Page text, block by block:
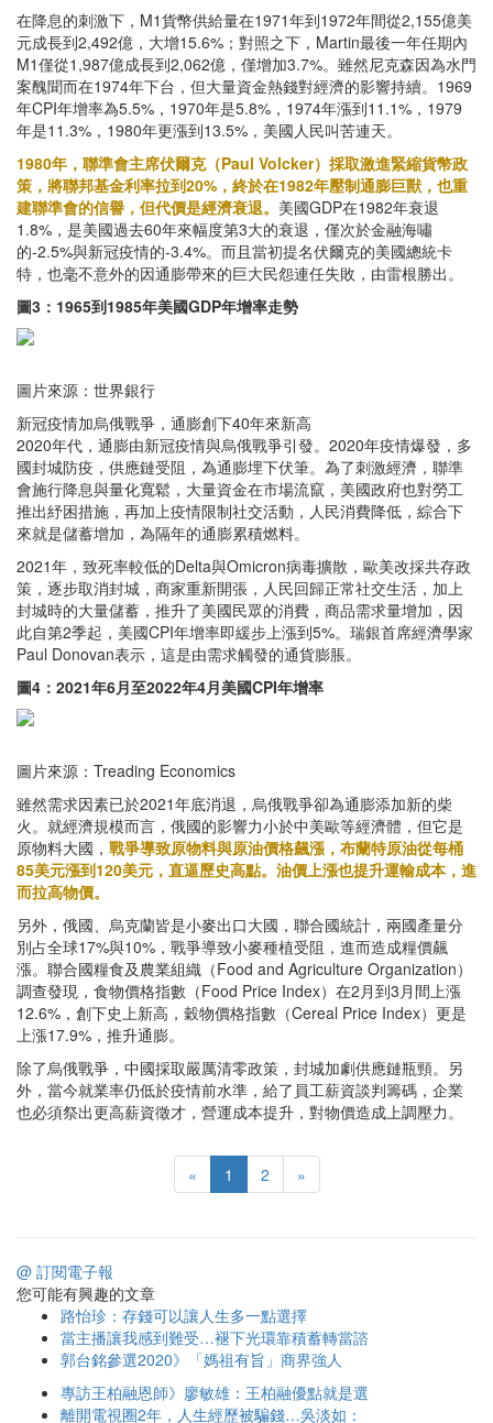
在降息的刺激下，M1貨幣供給量在1971年到1972年間從2,155億美
元成長到2,492億，大增15.6%；對照之下，Martin最後一年任期內
M1僅從1,987億成長到2,062億，僅增加3.7%。雖然尼克森因為水門
案醜聞而在1974年下台，但大量資金熱錢對經濟的影響持續。1969
年CPI年增率為5.5%，1970年是5.8%，1974年漲到11.1%，1979
年是11.3%，1980年更漲到13.5%，美國人民叫苦連天。
1980年，聯準會主席伏爾克（Paul Volcker）採取激進緊縮貨幣政
策，將聯邦基金利率拉到20%，終於在1982年壓制通膨巨獸，也重
建聯準會的信譽，但代價是經濟衰退。 美國GDP在1982年衰退
1.8%，是美國過去60年來幅度第3大的衰退，僅次於金融海嘯
的-2.5%與新冠疫情的-3.4%。而且當初提名伏爾克的美國總統卡
特，也毫不意外的因通膨帶來的巨大民怨連任失敗，由雷根勝出。
圖3：1965到1985年美國GDP年增率走勢
圖片來源：世界銀行
新冠疫情加烏俄戰爭，通膨創下40年來新高
2020年代，通膨由新冠疫情與烏俄戰爭引發。2020年疫情爆發，多
國封城防疫，供應鏈受阻，為通膨埋下伏筆。為了刺激經濟，聯準
會施行降息與量化寬鬆，大量資金在市場流竄，美國政府也對勞工
推出紓困措施，再加上疫情限制社交活動，人民消費降低，綜合下
來就是儲蓄增加，為隔年的通膨累積燃料。
2021年，致死率較低的Delta與Omicron病毒擴散，歐美改採共存政
策，逐步取消封城，商家重新開張，人民回歸正常社交生活，加上
封城時的大量儲蓄，推升了美國民眾的消費，商品需求量增加，因
此自第2季起，美國CPI年增率即緩步上漲到5%。瑞銀首席經濟學家
Paul Donovan表示，這是由需求觸發的通貨膨脹。
圖4：2021年6月至2022年4月美國CPI年增率
圖片來源：Treading Economics
雖然需求因素已於2021年底消退，烏俄戰爭卻為通膨添加新的柴
火。就經濟規模而言，俄國的影響力小於中美歐等經濟體，但它是
原物料大國， 戰爭導致原物料與原油價格飆漲，布蘭特原油從每桶
85美元漲到120美元，直逼歷史高點。油價上漲也提升運輸成本，進
而拉高物價。
另外，俄國、烏克蘭皆是小麥出口大國，聯合國統計，兩國產量分
別占全球17%與10%，戰爭導致小麥種植受阻，進而造成糧價飆
漲。聯合國糧食及農業組織（Food and Agriculture Organization）
調查發現，食物價格指數（Food Price Index）在2月到3月間上漲
12.6%，創下史上新高，穀物價格指數（Cereal Price Index）更是
上漲17.9%，推升通膨。
除了烏俄戰爭，中國採取嚴厲清零政策，封城加劇供應鏈瓶頸。另
外，當今就業率仍低於疫情前水準，給了員工薪資談判籌碼，企業
也必須祭出更高薪資徵才，營運成本提升，對物價造成上調壓力。
« 1 2 »
@ 訂閱電子報
您可能有興趣的文章
路怡珍：存錢可以讓人生多一點選擇
當主播讓我感到難受…褪下光環靠積蓄轉當諮
郭台銘參選2020》「媽祖有旨」商界強人
專訪王柏融恩師》廖敏雄：王柏融優點就是選
離開電視圈2年，人生經歷被騙錢…吳淡如：